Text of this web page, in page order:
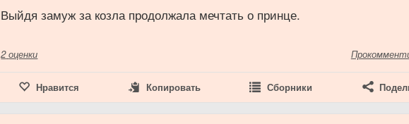
Выйдя замуж за козла продолжала мечтать о принце.
2 оценки
Нравится Копировать Сборники